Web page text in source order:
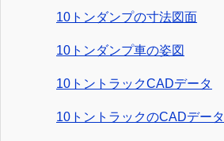
10トンダンプの寸法図面
10トンダンプ車の姿図
10トントラックCADデータ
10トントラックのCADデータ